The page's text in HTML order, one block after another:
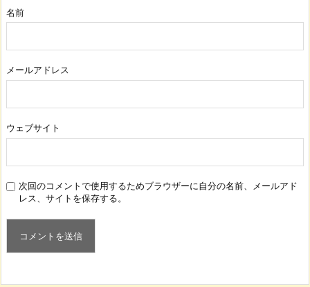
名前
メールアドレス
ウェブサイト
次回のコメントで使用するためブラウザーに自分の名前、メールアド
レス、サイトを保存する。